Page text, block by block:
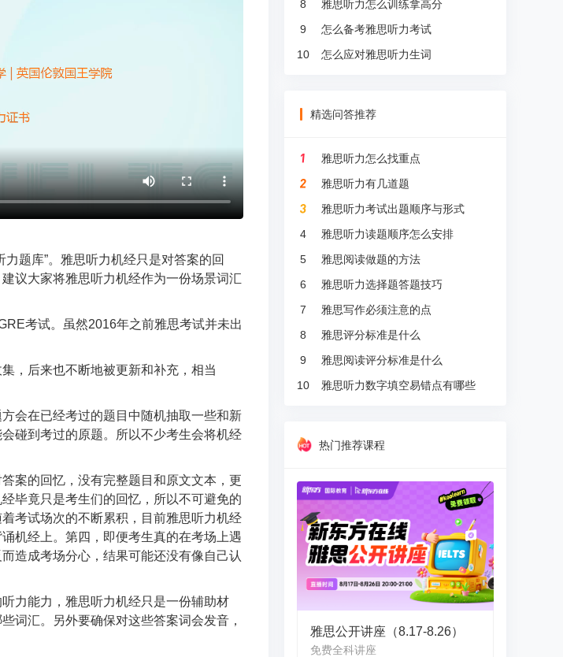
题库”。雅思听力机经只是对答案的回
议大家将雅思听力机经作为一份场景词汇
考试。虽然2016年之前雅思考试并未出
，后来也不断地被更新和补充，相当
会在已经考过的题目中随机抽取一些和新
碰到考过的原题。所以不少考生会将机经
案的回忆，没有完整题目和原文文本，更
毕竟只是考生们的回忆，所以不可避免的
考试场次的不断累积，目前雅思听力机经
机经上。第四，即便考生真的在考场上遇
造成考场分心，结果可能还没有像自己认
力能力，雅思听力机经只是一份辅助材
词汇。另外要确保对这些答案词会发音，
8
雅思听力怎么训练拿高分
9
怎么备考雅思听力考试
10
怎么应对雅思听力生词
精选问答推荐
雅思听力怎么找重点
雅思听力有几道题
雅思听力考试出题顺序与形式
4
雅思听力读题顺序怎么安排
5
雅思阅读做题的方法
6
雅思听力选择题答题技巧
7
雅思写作必须注意的点
8
雅思评分标准是什么
9
雅思阅读评分标准是什么
10
雅思听力数字填空易错点有哪些
热门推荐课程
雅思公开讲座（8.17-8.26）
免费全科讲座